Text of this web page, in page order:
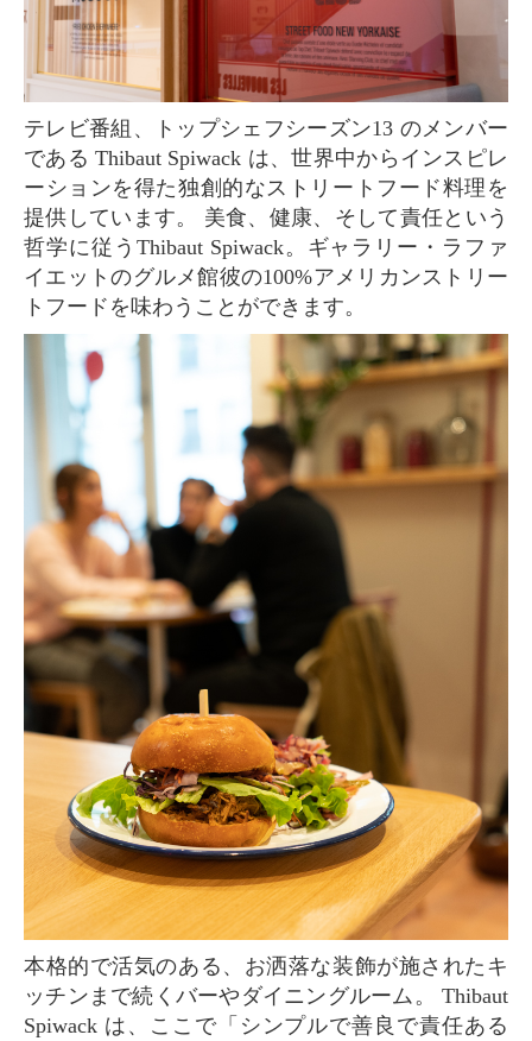
テレビ番組、トップシェフシーズン13 のメンバー
である Thibaut Spiwack は、世界中からインスピレ
ーションを得た独創的なストリートフード料理を
提供しています。 美食、健康、そして責任という
哲学に従うThibaut Spiwack。ギャラリー・ラファ
イエットのグルメ館彼の100%アメリカンストリー
トフードを味わうことができます。
本格的で活気のある、お洒落な装飾が施されたキ
ッチンまで続くバーやダイニングルーム。 Thibaut
Spiwack は、ここで「シンプルで善良で責任ある